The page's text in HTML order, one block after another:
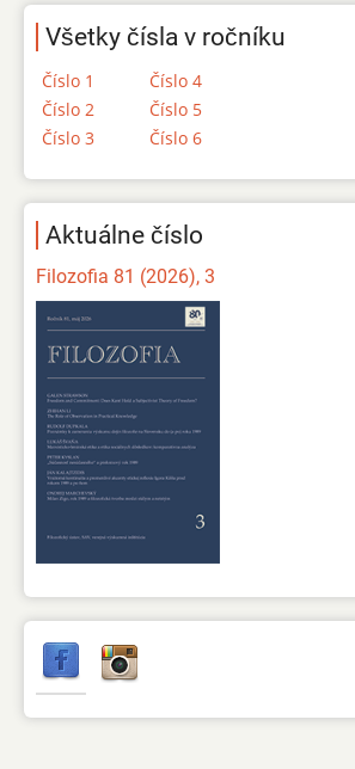
Všetky čísla v ročníku
Číslo 1
Číslo 2
Číslo 3
Číslo 4
Číslo 5
Číslo 6
Aktuálne číslo
Filozofia 81 (2026), 3